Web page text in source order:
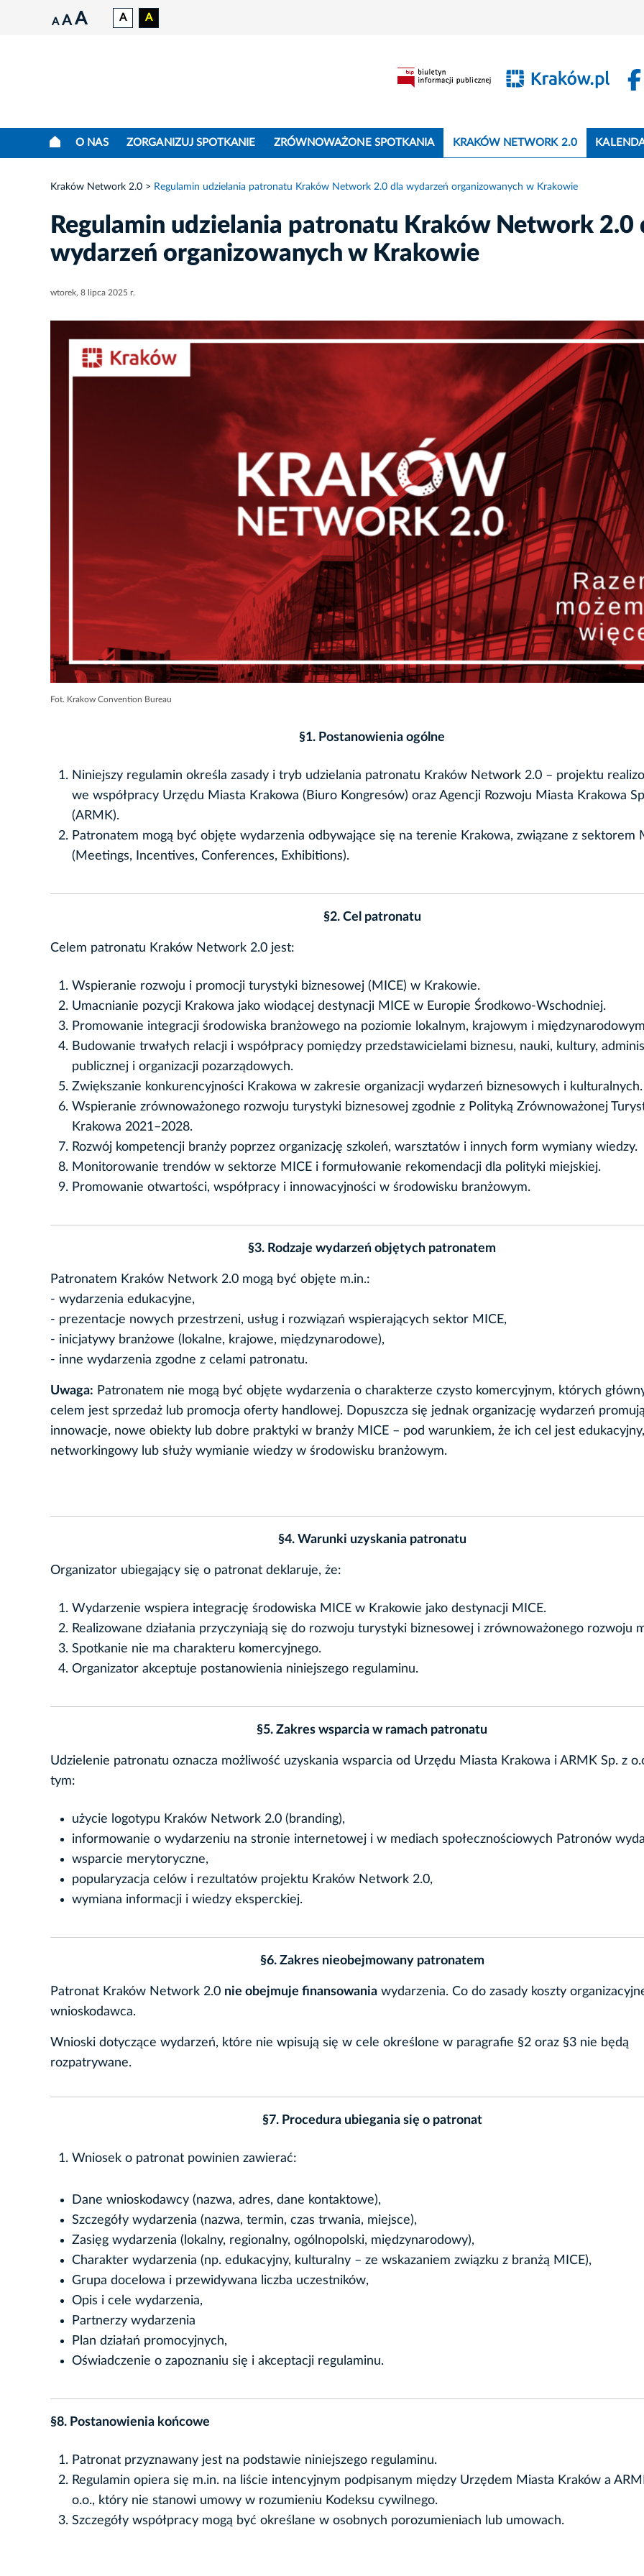
A A A A A
O NAS ZORGANIZUJ SPOTKANIE ZRÓWNOWAŻONE SPOTKANIA KRAKÓW NETWORK 2.0
Kraków Network 2.0 Regulamin udzielania patronatu Kraków Network 2.0 dla wydarzeń organizowanych w Krakowie
Regulamin udzielania patronatu Kraków Network 2.0
wydarzeń organizowanych w Krakowie
wtorek, 8 lipca 2025 r.
Fot. Krakow Convention Bureau
§1. Postanowienia ogólne
Niniejszy regulamin określa zasady i tryb udzielania patronatu Kraków Network 2.0 – projektu
we współpracy Urzędu Miasta Krakowa (Biuro Kongresów) oraz Agencji Rozwoju Miasta Krakowa
(ARMK).
Patronatem mogą być objęte wydarzenia odbywające się na terenie Krakowa, związane z sektorem
(Meetings, Incentives, Conferences, Exhibitions).
§2. Cel patronatu
Celem patronatu Kraków Network 2.0 jest:
Wspieranie rozwoju i promocji turystyki biznesowej (MICE) w Krakowie.
Umacnianie pozycji Krakowa jako wiodącej destynacji MICE w Europie Środkowo-Wschodniej.
Promowanie integracji środowiska branżowego na poziomie lokalnym, krajowym i
Budowanie trwałych relacji i współpracy pomiędzy przedstawicielami biznesu, nauki, kultury,
publicznej i organizacji pozarządowych.
Zwiększanie konkurencyjności Krakowa w zakresie organizacji wydarzeń biznesowych i kulturalnych.
Wspieranie zrównoważonego rozwoju turystyki biznesowej zgodnie z Polityką Zrównoważonej
Krakowa 2021–2028.
Rozwój kompetencji branży poprzez organizację szkoleń, warsztatów i innych form wymiany wiedzy.
Monitorowanie trendów w sektorze MICE i formułowanie rekomendacji dla polityki miejskiej.
Promowanie otwartości, współpracy i innowacyjności w środowisku branżowym.
§3. Rodzaje wydarzeń objętych patronatem
Patronatem Kraków Network 2.0 mogą być objęte m.in.:
- wydarzenia edukacyjne,
- prezentacje nowych przestrzeni, usług i rozwiązań wspierających sektor MICE,
- inicjatywy branżowe (lokalne, krajowe, międzynarodowe),
- inne wydarzenia zgodne z celami patronatu.
Uwaga: Patronatem nie mogą być objęte wydarzenia o charakterze czysto komercyjnym, których
celem jest sprzedaż lub promocja oferty handlowej. Dopuszcza się jednak organizację wydarzeń
innowacje, nowe obiekty lub dobre praktyki w branży MICE – pod warunkiem, że ich cel jest edukacyjny,
networkingowy lub służy wymianie wiedzy w środowisku branżowym.
§4. Warunki uzyskania patronatu
Organizator ubiegający się o patronat deklaruje, że:
Wydarzenie wspiera integrację środowiska MICE w Krakowie jako destynacji MICE.
Realizowane działania przyczyniają się do rozwoju turystyki biznesowej i zrównoważonego rozwoju
Spotkanie nie ma charakteru komercyjnego.
Organizator akceptuje postanowienia niniejszego regulaminu.
§5. Zakres wsparcia w ramach patronatu
Udzielenie patronatu oznacza możliwość uzyskania wsparcia od Urzędu Miasta Krakowa i ARMK Sp. z
tym:
użycie logotypu Kraków Network 2.0 (branding),
informowanie o wydarzeniu na stronie internetowej i w mediach społecznościowych Patronów
wsparcie merytoryczne,
popularyzacja celów i rezultatów projektu Kraków Network 2.0,
wymiana informacji i wiedzy eksperckiej.
§6. Zakres nieobejmowany patronatem
Patronat Kraków Network 2.0 nie obejmuje finansowania wydarzenia. Co do zasady koszty
wnioskodawca.
Wnioski dotyczące wydarzeń, które nie wpisują się w cele określone w paragrafie §2 oraz §3 nie będą
rozpatrywane.
§7. Procedura ubiegania się o patronat
Wniosek o patronat powinien zawierać:
Dane wnioskodawcy (nazwa, adres, dane kontaktowe),
Szczegóły wydarzenia (nazwa, termin, czas trwania, miejsce),
Zasięg wydarzenia (lokalny, regionalny, ogólnopolski, międzynarodowy),
Charakter wydarzenia (np. edukacyjny, kulturalny – ze wskazaniem związku z branżą MICE),
Grupa docelowa i przewidywana liczba uczestników,
Opis i cele wydarzenia,
Partnerzy wydarzenia
Plan działań promocyjnych,
Oświadczenie o zapoznaniu się i akceptacji regulaminu.
§8. Postanowienia końcowe
Patronat przyznawany jest na podstawie niniejszego regulaminu.
Regulamin opiera się m.in. na liście intencyjnym podpisanym między Urzędem Miasta Kraków a
o.o., który nie stanowi umowy w rozumieniu Kodeksu cywilnego.
Szczegóły współpracy mogą być określane w osobnych porozumieniach lub umowach.